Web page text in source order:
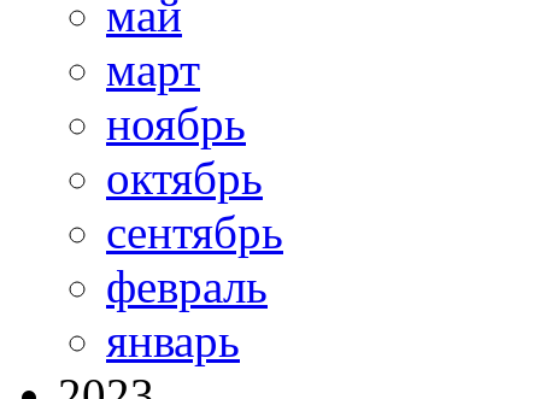
май
март
ноябрь
октябрь
сентябрь
февраль
январь